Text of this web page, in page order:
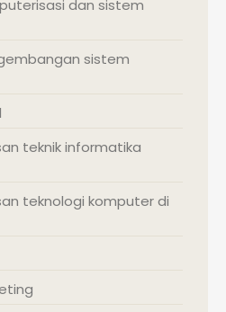
dan sistem
sistem
teknik informatika
teknologi komputer di